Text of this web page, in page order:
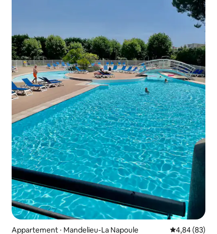
Appartement ⋅ Mandelieu-La Napoule Évaluation
4,84 (83)